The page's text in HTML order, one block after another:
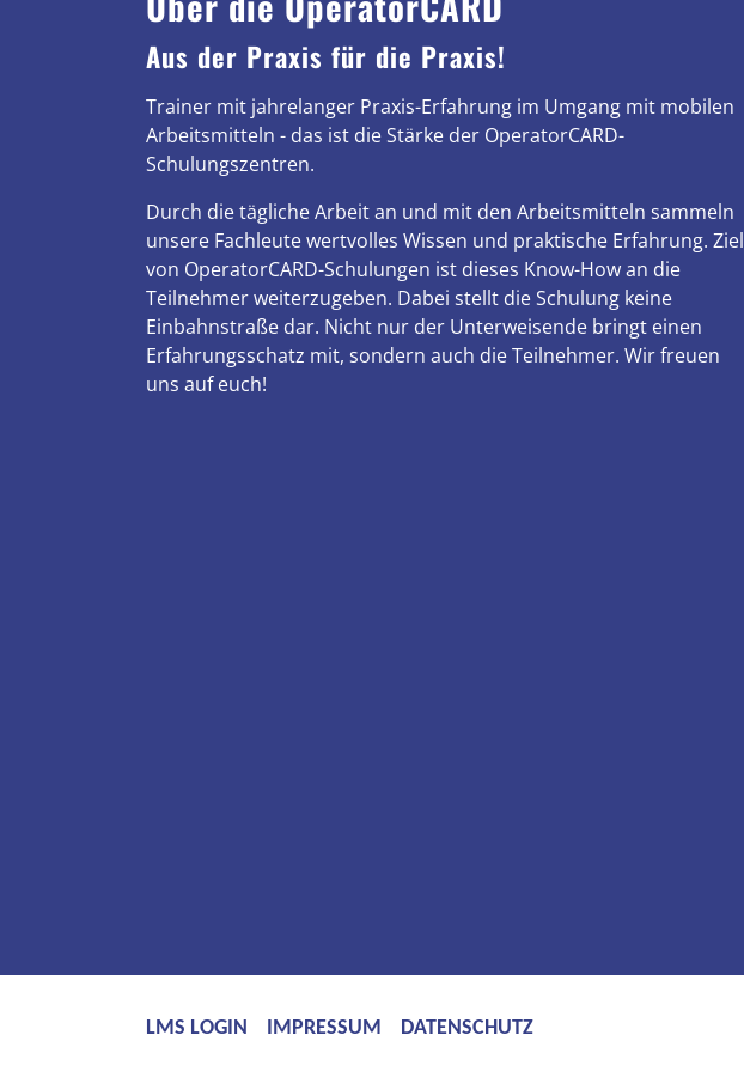
Aus der Praxis für die Praxis!
Trainer mit jahrelanger Praxis-Erfahrung im Umgang mit mobilen
Arbeitsmitteln - das ist die Stärke der OperatorCARD-
Schulungszentren.
Durch die tägliche Arbeit an und mit den Arbeitsmitteln sammeln
unsere Fachleute wertvolles Wissen und praktische Erfahrung. Ziel
von OperatorCARD-Schulungen ist dieses Know-How an die
Teilnehmer weiterzugeben. Dabei stellt die Schulung keine
Einbahnstraße dar. Nicht nur der Unterweisende bringt einen
Erfahrungsschatz mit, sondern auch die Teilnehmer. Wir freuen
uns auf euch!
LMS LOGIN IMPRESSUM DATENSCHUTZ